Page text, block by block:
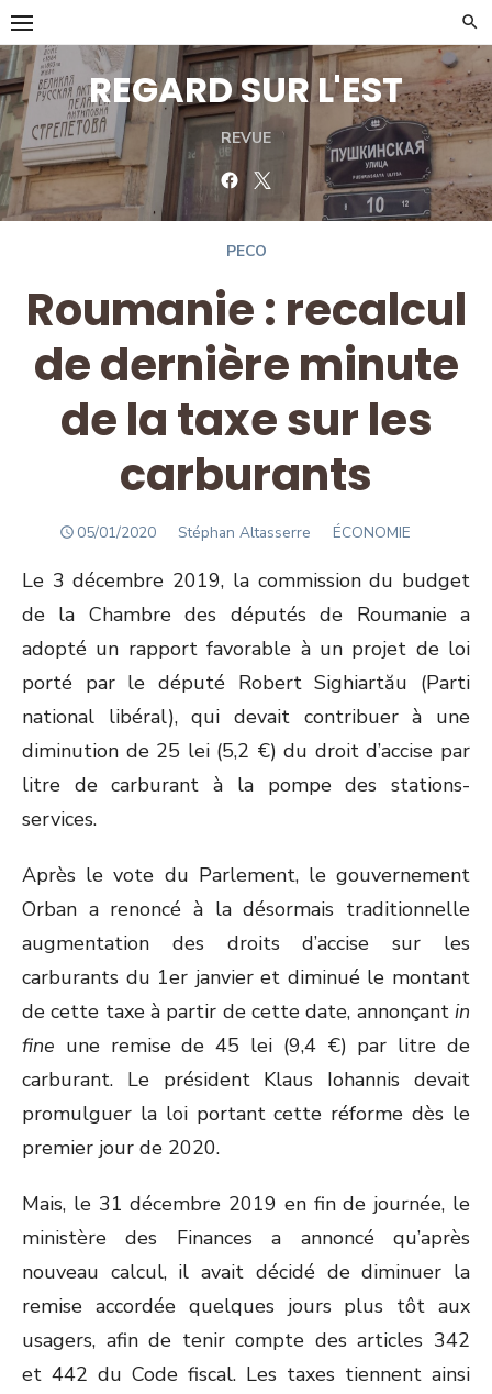
Skip
to
content
REGARD SUR L'EST
REVUE
FacebookTwitter
PECO
Roumanie : recalcul
de dernière minute
de la taxe sur les
carburants
POSTED
05/01/2020 Author
Stéphan Altasserre ÉCONOMIE
Le 3 décembre 2019, la commission du budget
de la Chambre des députés de Roumanie a
adopté un rapport favorable à un projet de loi
porté par le député Robert Sighiartău (Parti
national libéral), qui devait contribuer à une
diminution de 25 lei (5,2 €) du droit d’accise par
litre de carburant à la pompe des stations-
services.
Après le vote du Parlement, le gouvernement
Orban a renoncé à la désormais traditionnelle
augmentation des droits d’accise sur les
carburants du 1er janvier et diminué le montant
de cette taxe à partir de cette date, annonçant in
fine une remise de 45 lei (9,4 €) par litre de
carburant. Le président Klaus Iohannis devait
promulguer la loi portant cette réforme dès le
premier jour de 2020.
Mais, le 31 décembre 2019 en fin de journée, le
ministère des Finances a annoncé qu’après
nouveau calcul, il avait décidé de diminuer la
remise accordée quelques jours plus tôt aux
usagers, afin de tenir compte des articles 342
et 442 du Code fiscal. Les taxes tiennent ainsi